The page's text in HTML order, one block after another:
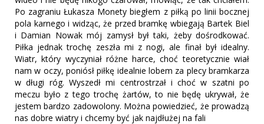
Po zagraniu Łukasza Monety biegłem z piłką po linii bocznej
pola karnego i widząc, że przed bramkę wbiegają Bartek Biel
i Damian Nowak mój zamysł był taki, żeby dośrodkować.
Piłka jednak trochę zeszła mi z nogi, ale finał był idealny.
Wiatr, który wyczyniał różne harce, choć teoretycznie wiał
nam w oczy, poniósł piłkę idealnie lobem za plecy bramkarza
w długi róg. Wyszedł mi centrostrzał i choć w szatni po
meczu było z tego trochę żartów, to nie będę ukrywał, że
jestem bardzo zadowolony. Można powiedzieć, że prowadzą
nas dobre wiatry i chcemy być jak najdłużej na fali